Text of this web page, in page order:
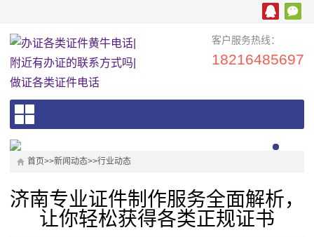
客户服务热线：
18216485697
首页>>新闻动态>>行业动态
济南专业证件制作服务全面解析，
让你轻松获得各类正规证书